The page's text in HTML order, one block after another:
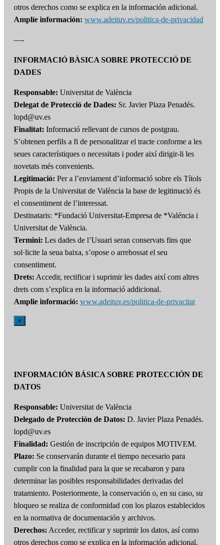
otros derechos como se explica en la información adicional.
Amplíe información: www.adeituv.es/politica-de-privacidad
—-
INFORMACIÓ BÀSICA SOBRE PROTECCIÓ DE
DADES
Responsable: Universitat de València
Delegat de Protecció de Dades: Sr. Javier Plaza Penadés.
lopd@uv.es
Finalitat: Informació rellevant de cursos de postgrau.
S’obtenen perfils a fi de personalitzar el tracte conforme a les
seues característiques o necessitats i poder així dirigir-li les
novetats més convenients.
Legitimació: Per a l’enviament d’informació sobre els Títols
Propis de la Universitat de València la base de legitimació és
el consentiment de l’interessat.
Destinataris: *Fundació Universitat-Empresa de *Valéncia i
Universitat de València.
Termini: Les dades de l’Usuari seran conservats fins que
sol·licite la seua baixa, s’opose o arrebossat el seu
consentiment.
Drets: Accedir, rectificar i suprimir les dades així com altres
drets com s’explica en la informació addicional.
Amplie informació: www.adeituv.es/politica-de-privacitat
×
INFORMACIÓN BÁSICA SOBRE PROTECCIÓN DE
DATOS
Responsable: Universitat de València
Delegado de Protección de Datos: D. Javier Plaza Penadés.
lopd@uv.es
Finalidad: Gestión de inscripción de equipos MOTIVEM.
Plazo: Se conservarán durante el tiempo necesario para
cumplir con la finalidad para la que se recabaron y para
determinar las posibles responsabilidades derivadas del
tratamiento. Posteriormente, la conservación o, en su caso, su
bloqueo se realiza de conformidad con los plazos establecidos
en la normativa de documentación y archivos.
Derechos: Acceder, rectificar y suprimir los datos, así como
otros derechos como se explica en la información adicional.